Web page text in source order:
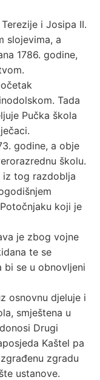
i Josipa II.
slojevima, a
1786. godine,
Tada
Pučka škola
godine, a obje
školu.
iz tog razdoblja
koji je
je zbog vojne
te se
bi se u obnovljeni
osnovnu djeluje i
smještena u
Drugi
Kaštel pa
zgradu
ustanove.